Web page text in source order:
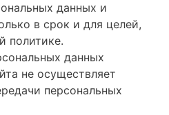
данных и
в срок и для целей,
политике.
данных
не осуществляет
персональных